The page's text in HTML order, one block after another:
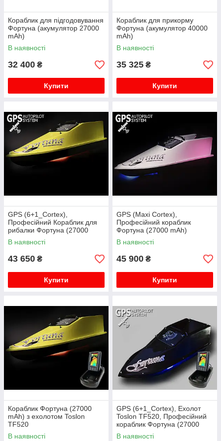
Кораблик для підгодовування
Фортуна (акумулятор 27000
mAh)
В наявності
32 400 ₴
Купити
Кораблик для прикорму
Фортуна (акумулятор 40000
mAh)
В наявності
35 325 ₴
Купити
GPS (6+1_Cortex),
Професійний Кораблик для
рибалки Фортуна (27000
mAh)
В наявності
43 650 ₴
Купити
GPS (Maxi Cortex),
Професійний кораблик
Фортуна (27000 mAh)
В наявності
45 900 ₴
Купити
Кораблик Фортуна (27000
mAh) з ехолотом Toslon
TF520
В наявності
GPS (6+1_Cortex), Ехолот
Toslon TF520, Професійний
кораблик Фортуна (27000
mAh)
В наявності